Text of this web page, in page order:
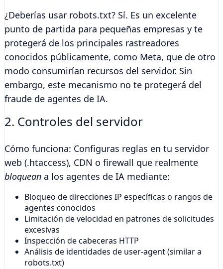
¿Deberías usar robots.txt? Sí. Es un excelente
punto de partida para pequeñas empresas y te
protegerá de los principales rastreadores
conocidos públicamente, como Meta, que de otro
modo consumirían recursos del servidor. Sin
embargo, este mecanismo no te protegerá del
fraude de agentes de IA.
2. Controles del servidor
Cómo funciona: Configuras reglas en tu servidor
web (.htaccess), CDN o firewall que realmente
bloquean a los agentes de IA mediante:
Bloqueo de direcciones IP específicas o rangos de
agentes conocidos
Limitación de velocidad en patrones de solicitudes
excesivas
Inspección de cabeceras HTTP
Análisis de identidades de user-agent (similar a
robots.txt)